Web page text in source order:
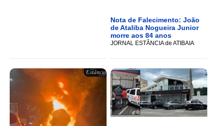
Nota de Falecimento: João
de Ataliba Nogueira Junior
morre aos 84 anos
JORNAL ESTÂNCIA de ATIBAIA